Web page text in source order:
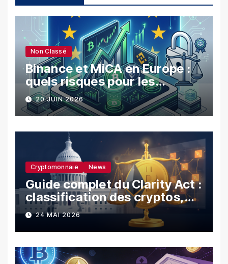
Non Classé
Binance et MiCA en Europe :
quels risques pour les
utilisateurs ?
20 JUIN 2026
Cryptomonnaie News
Guide complet du Clarity Act :
classification des cryptos,
SEC vs CFTC, et impacts sur
les investisseurs
24 MAI 2026